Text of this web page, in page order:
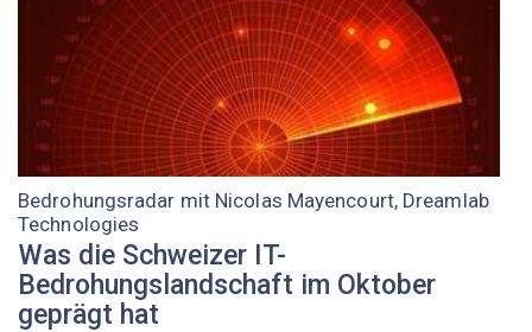
Bedrohungsradar mit Nicolas Mayencourt, Dreamlab
Technologies
Was die Schweizer IT-
Bedrohungslandschaft im Oktober
geprägt hat